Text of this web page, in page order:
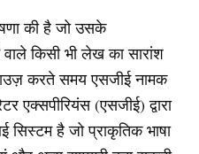
की है जो उसके
किसी भी लेख का सारांश
करते समय एसजीई नामक
एक्सपीरियंस (एसजीई) द्वारा
है जो प्राकृतिक भाषा